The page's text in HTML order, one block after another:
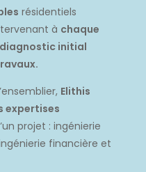
résidentiels
à chaque
diagnostic initial
Elithis
expertises
projet : ingénierie
financière et